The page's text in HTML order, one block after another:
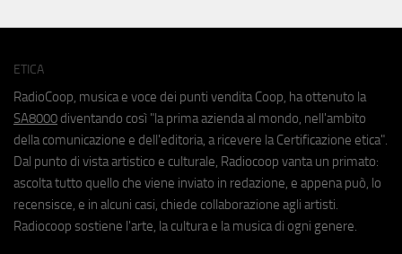
ETICA
RadioCoop, musica e voce dei punti vendita Coop, ha ottenuto la
SA8000 diventando così "la prima azienda al mondo, nell'ambito
della comunicazione e dell'editoria, a ricevere la Certificazione etica".
Dal punto di vista artistico e culturale, Radiocoop vanta un primato:
ascolta tutto quello che viene inviato in redazione, e appena può, lo
recensisce, e in alcuni casi, chiede collaborazione agli artisti.
Radiocoop sostiene l'arte, la cultura e la musica di ogni genere.